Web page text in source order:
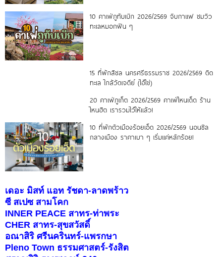
10 คาเฟ่ภูทับเบิก 2026/2569 จิบกาแฟ ชมวิว
ทะเลหมอกฟิน ๆ
15 ที่พักสิชล นครศรีธรรมราช 2026/2569 ติด
ทะเล ใกล้วัดเจดีย์ (ไอ้ไข่)
20 คาเฟ่ภูเก็ต 2026/2569 คาเฟ่ไหนเด็ด ร้าน
ไหนฮิต เรารวมไว้ให้แล้ว!
10 ที่พักตัวเมืองร้อยเอ็ด 2026/2569 นอนชิล
กลางเมือง ราคาเบา ๆ เริ่มแค่หลักร้อย!
เดอะ มิสท์ แอท รัชดา-ลาดพร้าว